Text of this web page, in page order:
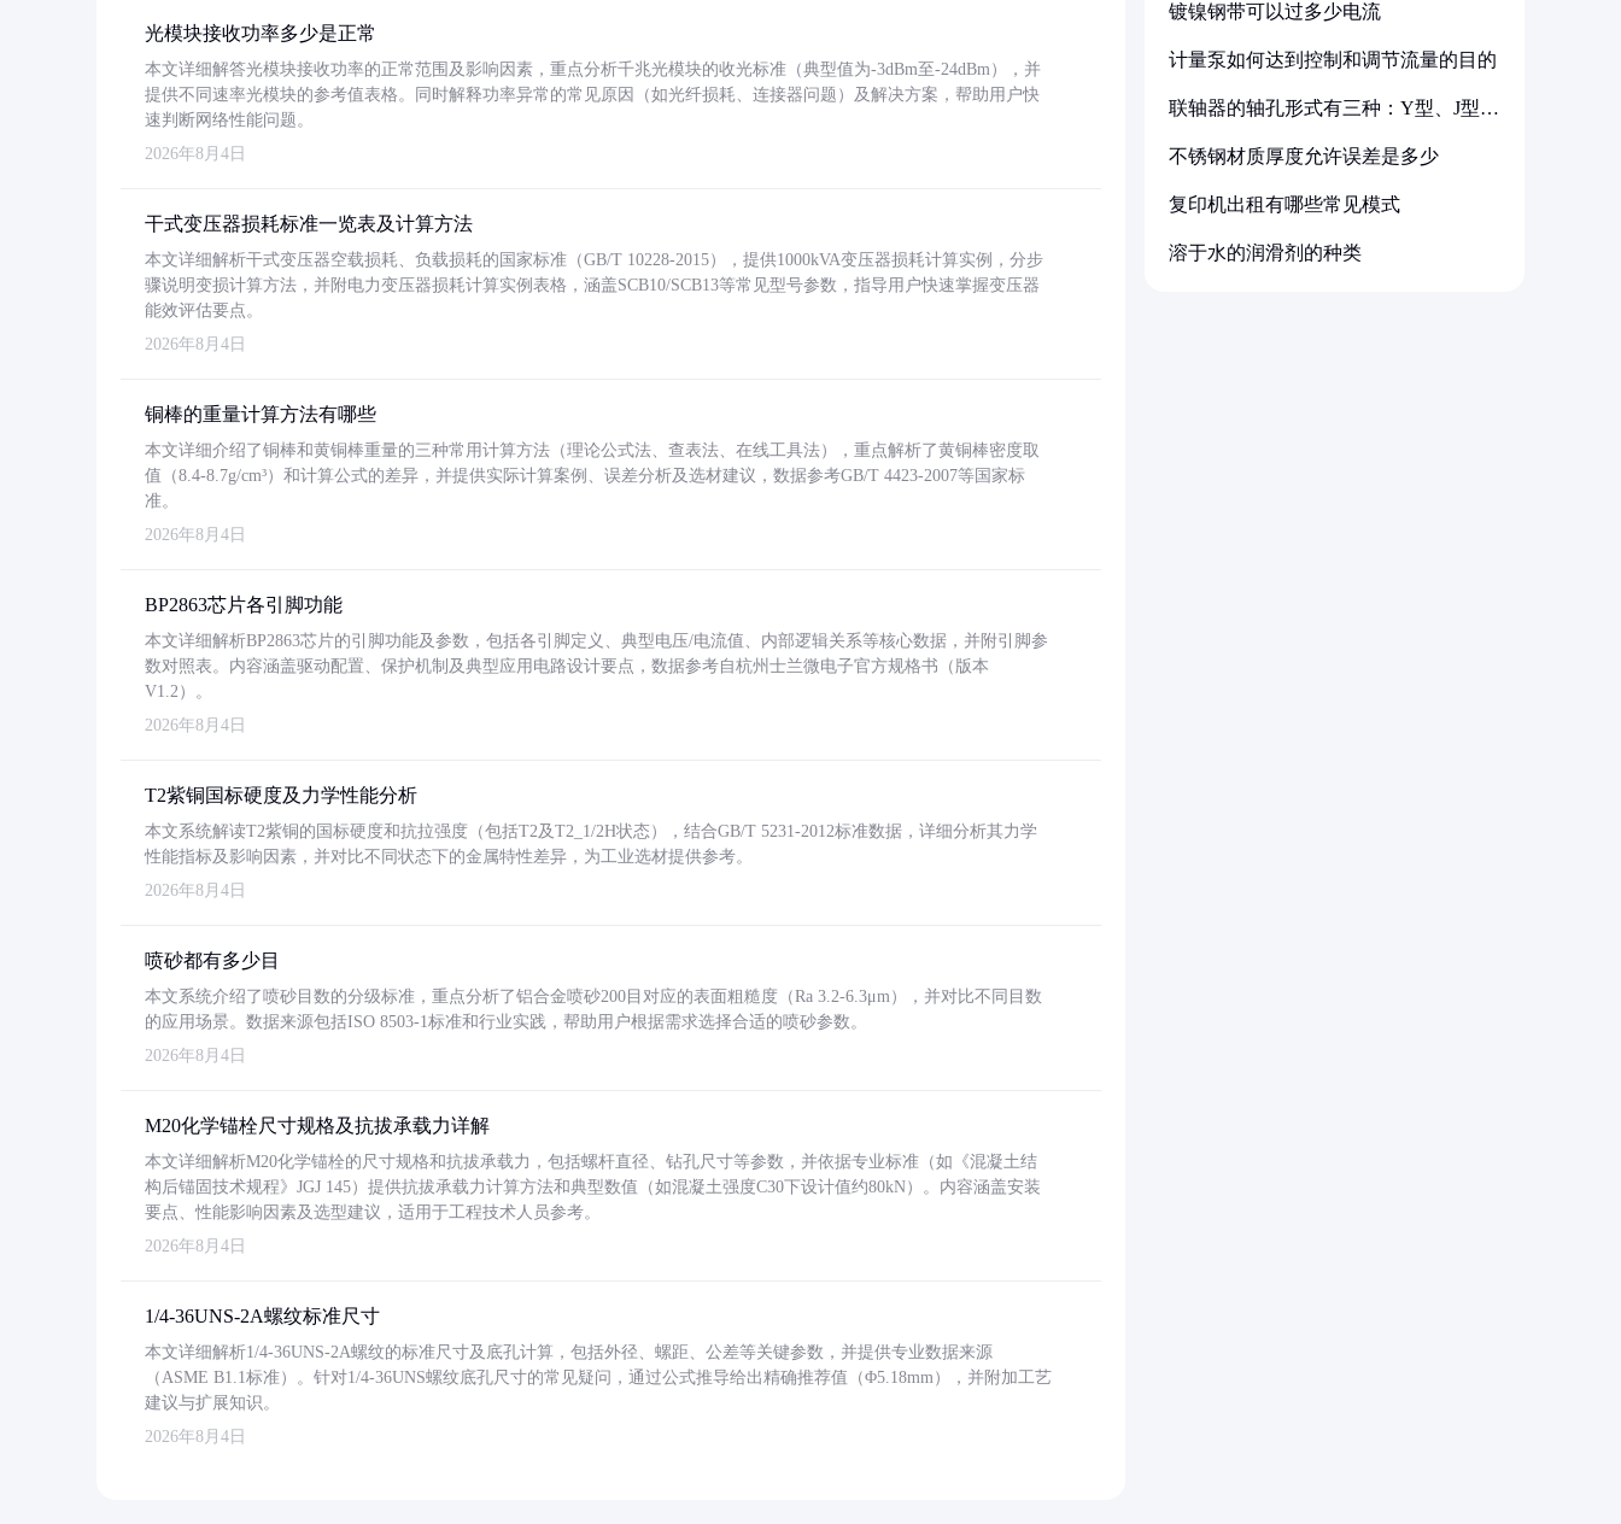
光模块接收功率多少是正常
本文详细解答光模块接收功率的正常范围及影响因素，重点分析千兆光模块的收光标准（典型值为-3dBm至-24dBm），并
提供不同速率光模块的参考值表格。同时解释功率异常的常见原因（如光纤损耗、连接器问题）及解决方案，帮助用户快
速判断网络性能问题。
2026年8月4日
干式变压器损耗标准一览表及计算方法
本文详细解析干式变压器空载损耗、负载损耗的国家标准（GB/T 10228-2015），提供1000kVA变压器损耗计算实例，分步
骤说明变损计算方法，并附电力变压器损耗计算实例表格，涵盖SCB10/SCB13等常见型号参数，指导用户快速掌握变压器
能效评估要点。
2026年8月4日
铜棒的重量计算方法有哪些
本文详细介绍了铜棒和黄铜棒重量的三种常用计算方法（理论公式法、查表法、在线工具法），重点解析了黄铜棒密度取
值（8.4-8.7g/cm³）和计算公式的差异，并提供实际计算案例、误差分析及选材建议，数据参考GB/T 4423-2007等国家标
准。
2026年8月4日
BP2863芯片各引脚功能
本文详细解析BP2863芯片的引脚功能及参数，包括各引脚定义、典型电压/电流值、内部逻辑关系等核心数据，并附引脚参
数对照表。内容涵盖驱动配置、保护机制及典型应用电路设计要点，数据参考自杭州士兰微电子官方规格书（版本
V1.2）。
2026年8月4日
T2紫铜国标硬度及力学性能分析
本文系统解读T2紫铜的国标硬度和抗拉强度（包括T2及T2_1/2H状态），结合GB/T 5231-2012标准数据，详细分析其力学
性能指标及影响因素，并对比不同状态下的金属特性差异，为工业选材提供参考。
2026年8月4日
喷砂都有多少目
本文系统介绍了喷砂目数的分级标准，重点分析了铝合金喷砂200目对应的表面粗糙度（Ra 3.2-6.3μm），并对比不同目数
的应用场景。数据来源包括ISO 8503-1标准和行业实践，帮助用户根据需求选择合适的喷砂参数。
2026年8月4日
M20化学锚栓尺寸规格及抗拔承载力详解
本文详细解析M20化学锚栓的尺寸规格和抗拔承载力，包括螺杆直径、钻孔尺寸等参数，并依据专业标准（如《混凝土结
构后锚固技术规程》JGJ 145）提供抗拔承载力计算方法和典型数值（如混凝土强度C30下设计值约80kN）。内容涵盖安装
要点、性能影响因素及选型建议，适用于工程技术人员参考。
2026年8月4日
1/4-36UNS-2A螺纹标准尺寸
本文详细解析1/4-36UNS-2A螺纹的标准尺寸及底孔计算，包括外径、螺距、公差等关键参数，并提供专业数据来源
（ASME B1.1标准）。针对1/4-36UNS螺纹底孔尺寸的常见疑问，通过公式推导给出精确推荐值（Φ5.18mm），并附加工艺
建议与扩展知识。
2026年8月4日
镀镍钢带可以过多少电流
计量泵如何达到控制和调节流量的目的
联轴器的轴孔形式有三种：Y型、J型、
不锈钢材质厚度允许误差是多少
复印机出租有哪些常见模式
溶于水的润滑剂的种类